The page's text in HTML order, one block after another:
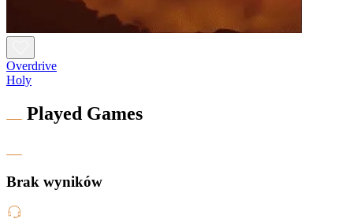
Overdrive
Holy
Played Games
Brak wyników